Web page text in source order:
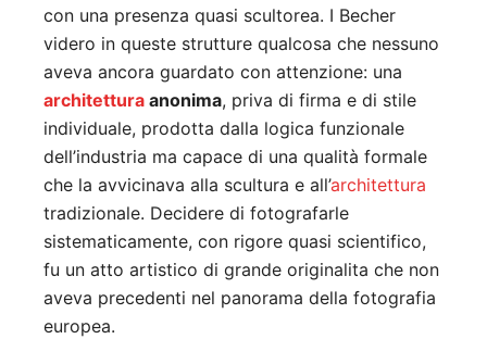
con una presenza quasi scultorea. I Becher
videro in queste strutture qualcosa che nessuno
aveva ancora guardato con attenzione: una
architettura anonima, priva di firma e di stile
individuale, prodotta dalla logica funzionale
dell’industria ma capace di una qualità formale
che la avvicinava alla scultura e all’architettura
tradizionale. Decidere di fotografarle
sistematicamente, con rigore quasi scientifico,
fu un atto artistico di grande originalita che non
aveva precedenti nel panorama della fotografia
europea.